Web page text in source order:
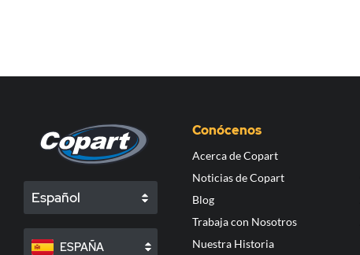
Español
ESPAÑA
Conócenos
Acerca de Copart
Noticias de Copart
Blog
Trabaja con Nosotros
Nuestra Historia